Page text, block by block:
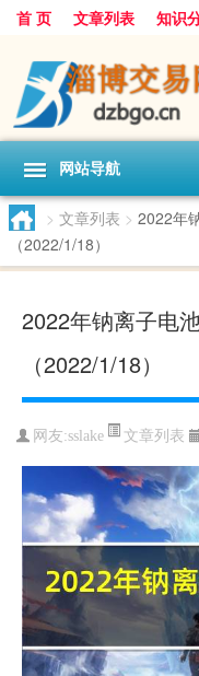
首 页 文章列表 知识
网站导航
> 文章列表 > 2022年
（2022/1/18）
2022年钠离子电
（2022/1/18）
网友:sslake 文章列表